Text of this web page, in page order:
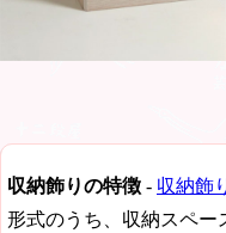
収納飾りの特徴 - 収納飾
形式のうち、収納スペー